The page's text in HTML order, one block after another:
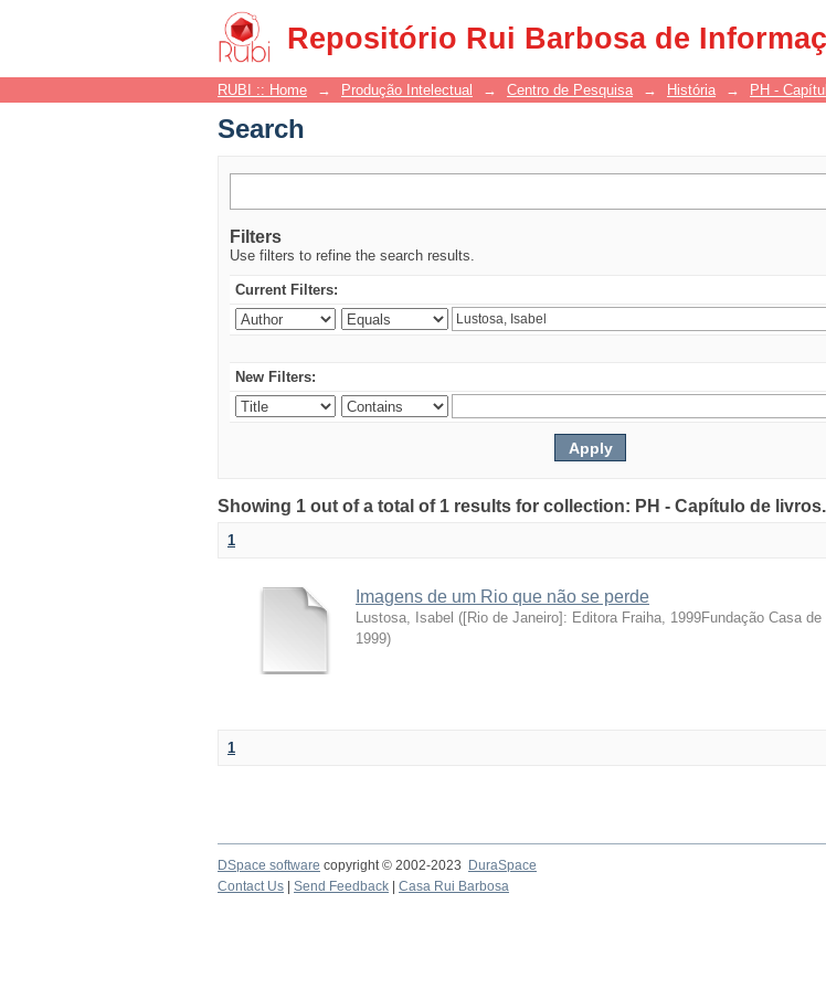
Repositório Rui Barbosa de
Search
RUBI :: Home → Produção Intelectual → Centro de Pesquisa → História → PH -
Search
Filters
Use filters to refine the search results.
Current Filters:
New Filters:
Showing 1 out of a total of 1 results for collection: PH - Capítulo de livros.
1
Imagens de um Rio que não se perde
Lustosa, Isabel ([Rio de Janeiro]: Editora Fraiha, 1999Fundação Casa
1999)
1
DSpace software copyright © 2002-2023 DuraSpace
Contact Us
Send Feedback Casa Rui Barbosa